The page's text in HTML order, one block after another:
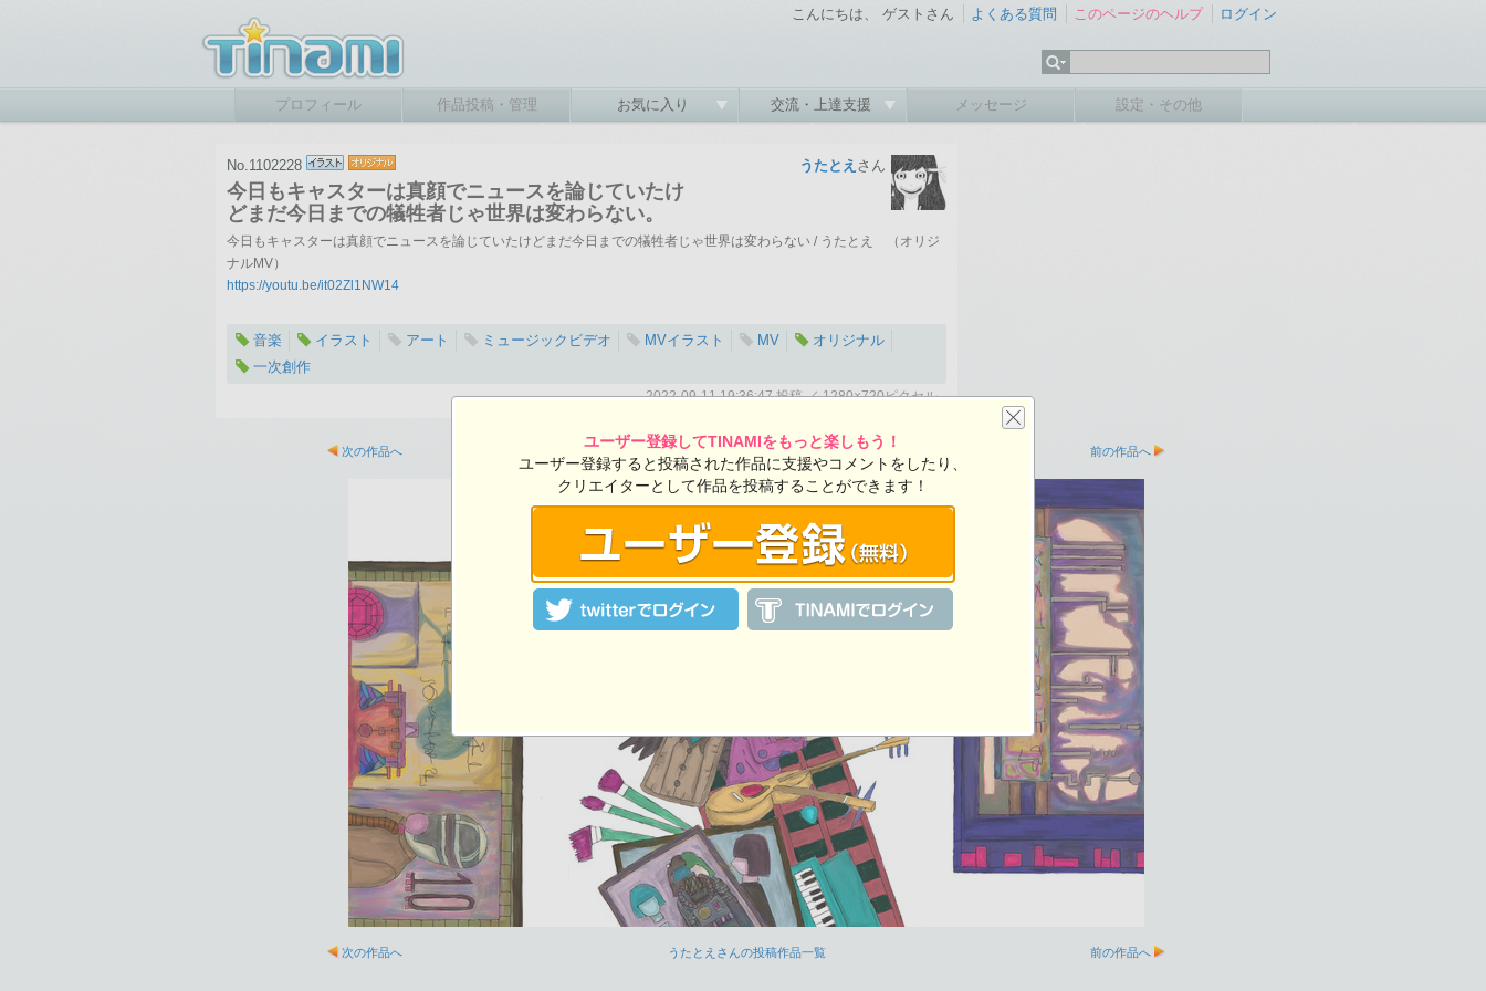
こんにちは、 ゲストさん よくある質問 このページのヘルプ ログイン
プロフィール 作品投稿・管理 お気に入り 交流・上達支援 メッセージ 設定・その他
No.1102228
今日もキャスターは真顔でニュースを論じていたけ
どまだ今日までの犠牲者じゃ世界は変わらない。
うたとえ さん
今日もキャスターは真顔でニュースを論じていたけどまだ今日までの犠牲者じゃ世界は変わらない / うたとえ （オリジ
ナルMV）
https://youtu.be/it02Zl1NW14
音楽 イラスト アート ミュージックビデオ MVイラスト MV
オリジナル
一次創作
2022-09-11 19:36:47 投稿 ／ 1280×720ピクセル
次の作品へ うたとえさんの投稿作品一覧 前の作品へ
総閲覧数：550 閲覧ユーザー数：550
1280×720ピクセル
次の作品へ うたとえさんの投稿作品一覧 前の作品へ
ユーザー登録してTINAMIをもっと楽しもう！
ユーザー登録すると投稿された作品に支援やコメントをしたり、
クリエイターとして作品を投稿することができます！